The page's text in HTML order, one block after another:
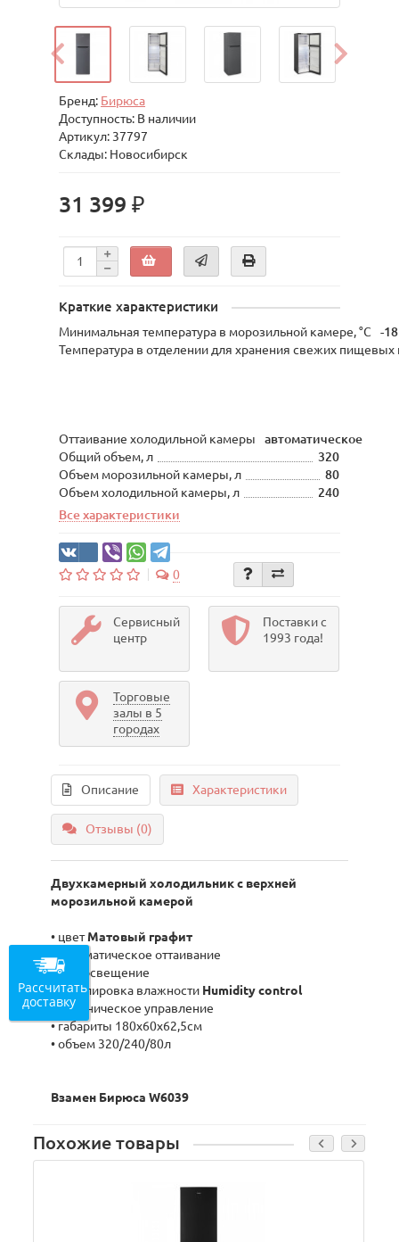
Бренд: Бирюса
Доступность: В наличии
Артикул: 37797
Склады: Новосибирск
31 399 ₽
Краткие характеристики
Минимальная температура в морозильной камере, °C
-18
Температура в отделении для хранения свежих пищевых
Оттаивание холодильной камеры
автоматическое
Общий объем, л
320
Объем морозильной камеры, л
80
Объем холодильной камеры, л
240
Все характеристики
0
Сервисный
центр
Поставки с
1993 года!
Торговые
залы в 5
городах
Описание Характеристики
Отзывы (0)
Двухкамерный холодильник с верхней
морозильной камерой
• цветМатовый графит
• автоматическое оттаивание
• LED освещение
• Регулировка влажности Humidity control
• механическое управление
• габариты 180x60x62,5см
• объем 320/240/80л
Взамен Бирюса W6039
Похожие товары
Рассчитать
доставку